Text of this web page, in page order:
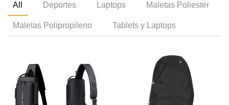
All Deportes Laptops Maletas Poliester
Maletas Polipropileno Tablets y Laptops